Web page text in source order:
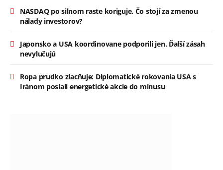
NASDAQ po silnom raste koriguje. Čo stojí za zmenou
nálady investorov?
Japonsko a USA koordinovane podporili jen. Ďalší zásah
nevylučujú
Ropa prudko zlacňuje: Diplomatické rokovania USA s
Iránom poslali energetické akcie do mínusu